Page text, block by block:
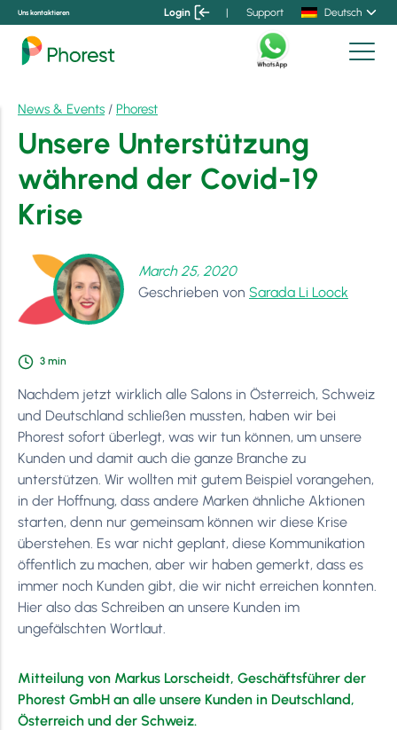
Uns kontaktieren Login | Support Deutsch
News & Events / Phorest
Unsere Unterstützung
während der Covid-19
Krise
March 25, 2020
Geschrieben von Sarada Li Loock
3 min
Nachdem jetzt wirklich alle Salons in Österreich, Schweiz
und Deutschland schließen mussten, haben wir bei
Phorest sofort überlegt, was wir tun können, um unsere
Kunden und damit auch die ganze Branche zu
unterstützen. Wir wollten mit gutem Beispiel vorangehen,
in der Hoffnung, dass andere Marken ähnliche Aktionen
starten, denn nur gemeinsam können wir diese Krise
überstehen. Es war nicht geplant, diese Kommunikation
öffentlich zu machen, aber wir haben gemerkt, dass es
immer noch Kunden gibt, die wir nicht erreichen konnten.
Hier also das Schreiben an unsere Kunden im
ungefälschten Wortlaut.
Mitteilung von Markus Lorscheidt, Geschäftsführer der
Phorest GmbH an alle unsere Kunden in Deutschland,
Österreich und der Schweiz.